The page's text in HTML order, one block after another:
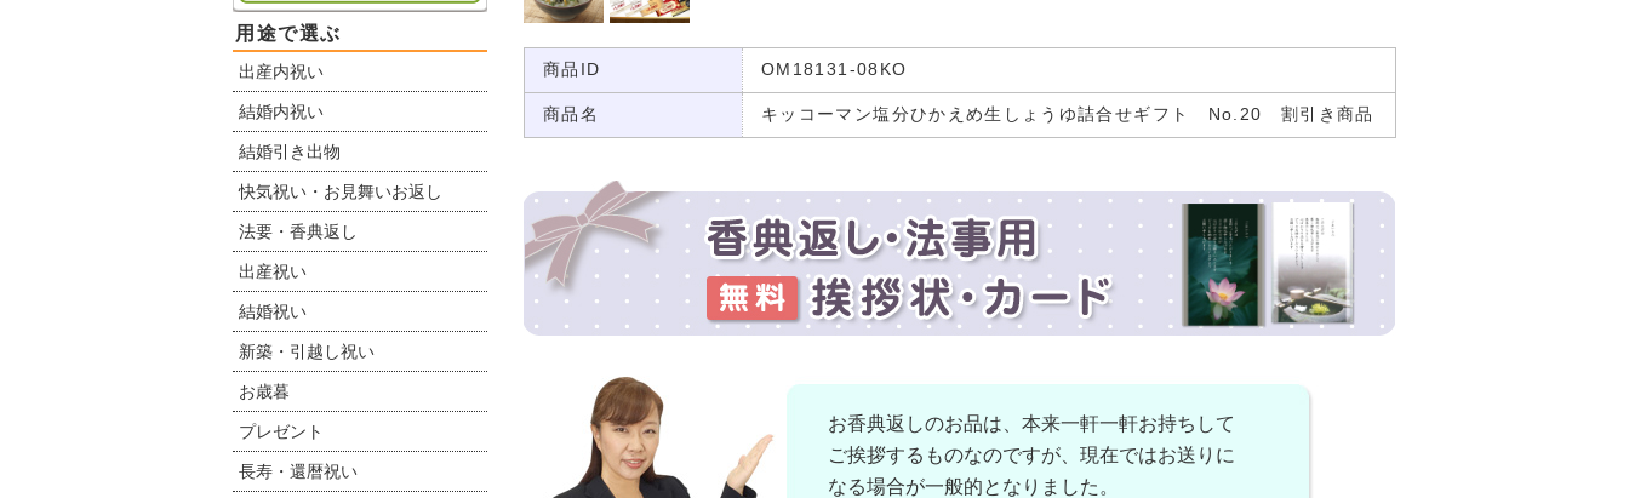
商品ID OM18131-08KO
商品名 キッコーマン塩分ひかえめ生しょうゆ詰合せギフト No.20 割引き商品
お香典返しのお品は、本来一軒一軒お持ちして
ご挨拶するものなのですが、現在ではお送りに
なる場合が一般的となりました。
用途で選ぶ
出産内祝い
結婚内祝い
結婚引き出物
快気祝い・お見舞いお返し
法要・香典返し
出産祝い
結婚祝い
新築・引越し祝い
お歳暮
プレゼント
長寿・還暦祝い